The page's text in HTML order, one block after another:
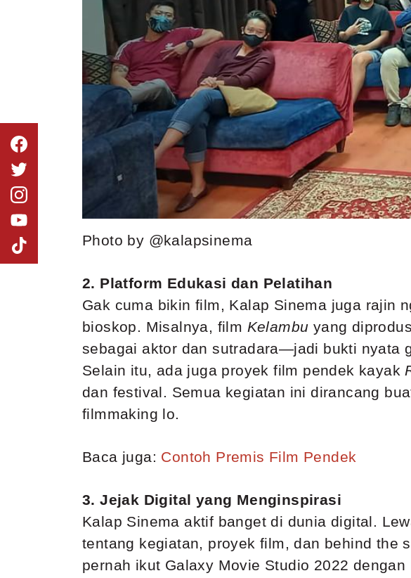
Photo by @kalapsinema
2. Platform Edukasi dan Pelatihan
Gak cuma bikin film, Kalap Sinema juga rajin
bioskop. Misalnya, film Kelambu yang
sebagai aktor dan sutradara—jadi bukti nyata
Selain itu, ada juga proyek film pendek kayak
dan festival. Semua kegiatan ini dirancang
filmmaking lo.
Baca juga: Contoh Premis Film Pendek
3. Jejak Digital yang Menginspirasi
Kalap Sinema aktif banget di dunia digital.
tentang kegiatan, proyek film, dan behind the
pernah ikut Galaxy Movie Studio 2022 dengan